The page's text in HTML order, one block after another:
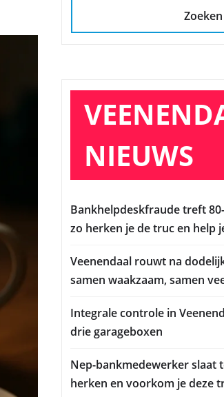
Zoeken
NIEUWS
Bankhelpdeskfraude treft
zo herken je de truc en help
Veenendaal rouwt na
samen waakzaam, samen
Integrale controle in
drie garageboxen
Nep-bankmedewerker slaat
herken en voorkom je deze